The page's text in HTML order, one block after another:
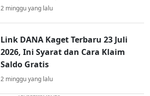
2 minggu yang lalu
Link DANA Kaget Terbaru 23 Juli
2026, Ini Syarat dan Cara Klaim
Saldo Gratis
2 minggu yang lalu